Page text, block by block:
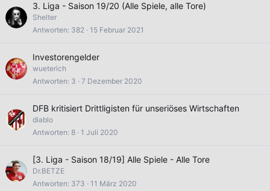
3. Liga - Saison 19/20 (Alle Spiele, alle Tore)
Shelter
Antworten 382 15 Februar 2021
Investorengelder
wueterich
Antworten 3 7 Dezember 2020
DFB kritisiert Drittligisten für unseriöses Wirtschaften
diablo
Antworten 8 1 Juli 2020
[3. Liga - Saison 18/19] Alle Spiele - Alle Tore
Dr.BETZE
Antworten 373 11 März 2020